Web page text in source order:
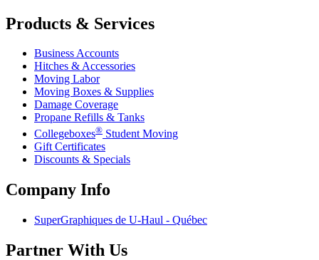
Products & Services
Business Accounts
Hitches & Accessories
Moving Labor
Moving Boxes & Supplies
Damage Coverage
Propane Refills & Tanks
Collegeboxes® Student Moving
Gift Certificates
Discounts & Specials
Company Info
SuperGraphiques de U-Haul - Québec
Partner With Us